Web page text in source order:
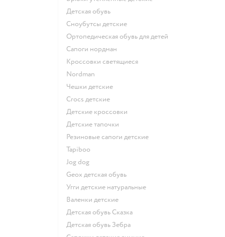
Детская обувь
Сноубутсы детские
Ортопедическая обувь для детей
Сапоги нордман
Кроссовки светящиеся
Nordman
Чешки детские
Crocs детские
Детские кроссовки
Детские тапочки
Резиновые сапоги детские
Tapiboo
Jog dog
Geox детская обувь
Угги детские натуральные
Валенки детские
Детская обувь Сказка
Детская обувь Зебра